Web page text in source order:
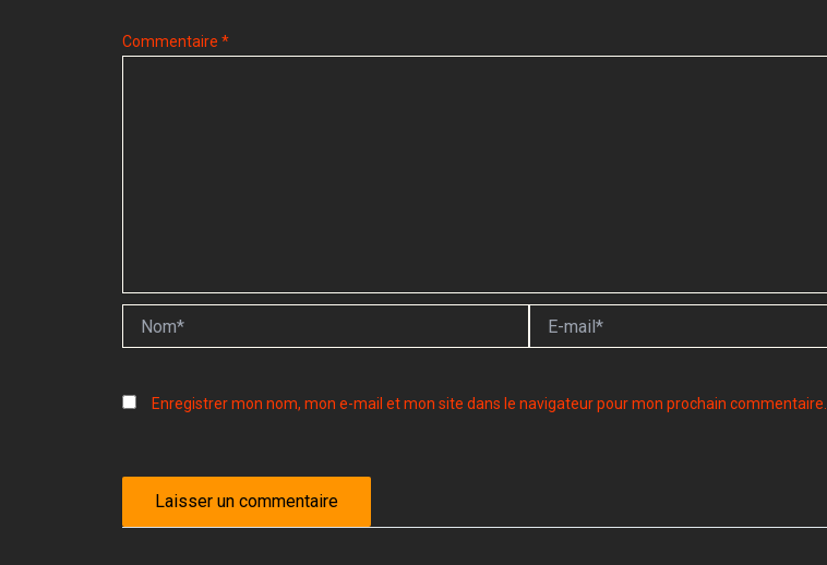
Commentaire *
mail*
Enregistrer mon nom, mon e-mail et mon site dans le navigateur pour mon prochain commentaire.